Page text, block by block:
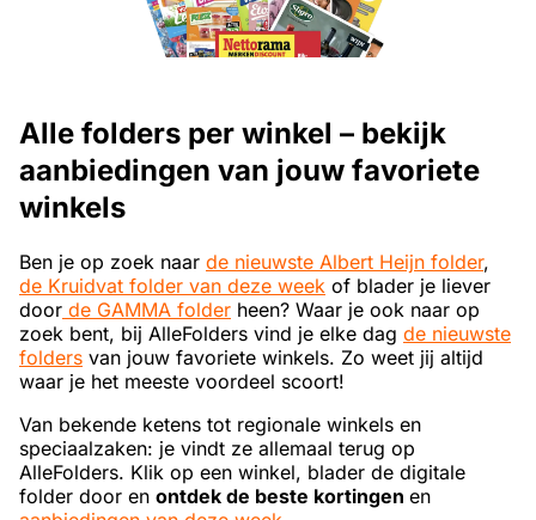
Alle folders per winkel – bekijk
aanbiedingen van jouw favoriete
winkels
Ben je op zoek naar de nieuwste Albert Heijn folder,
de Kruidvat folder van deze week of blader je liever
door de GAMMA folder heen? Waar je ook naar op
zoek bent, bij AlleFolders vind je elke dag de nieuwste
folders van jouw favoriete winkels. Zo weet jij altijd
waar je het meeste voordeel scoort!
Van bekende ketens tot regionale winkels en
speciaalzaken: je vindt ze allemaal terug op
AlleFolders. Klik op een winkel, blader de digitale
folder door en ontdek de beste kortingen en